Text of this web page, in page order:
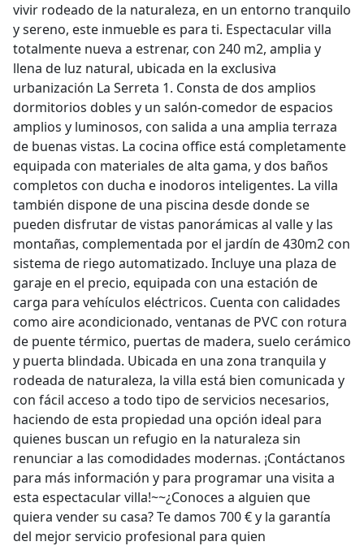
vivir rodeado de la naturaleza, en un entorno tranquilo
y sereno, este inmueble es para ti. Espectacular villa
totalmente nueva a estrenar, con 240 m2, amplia y
llena de luz natural, ubicada en la exclusiva
urbanización La Serreta 1. Consta de dos amplios
dormitorios dobles y un salón-comedor de espacios
amplios y luminosos, con salida a una amplia terraza
de buenas vistas. La cocina office está completamente
equipada con materiales de alta gama, y dos baños
completos con ducha e inodoros inteligentes. La villa
también dispone de una piscina desde donde se
pueden disfrutar de vistas panorámicas al valle y las
montañas, complementada por el jardín de 430m2 con
sistema de riego automatizado. Incluye una plaza de
garaje en el precio, equipada con una estación de
carga para vehículos eléctricos. Cuenta con calidades
como aire acondicionado, ventanas de PVC con rotura
de puente térmico, puertas de madera, suelo cerámico
y puerta blindada. Ubicada en una zona tranquila y
rodeada de naturaleza, la villa está bien comunicada y
con fácil acceso a todo tipo de servicios necesarios,
haciendo de esta propiedad una opción ideal para
quienes buscan un refugio en la naturaleza sin
renunciar a las comodidades modernas. ¡Contáctanos
para más información y para programar una visita a
esta espectacular villa!~~¿Conoces a alguien que
quiera vender su casa? Te damos 700 € y la garantía
del mejor servicio profesional para quien